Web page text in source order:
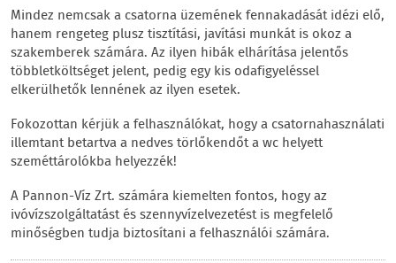
Mindez nemcsak a csatorna üzemének fennakadását idézi elő,
hanem rengeteg plusz tisztítási, javítási munkát is okoz a
szakemberek számára. Az ilyen hibák elhárítása jelentős
többletköltséget jelent, pedig egy kis odafigyeléssel
elkerülhetők lennének az ilyen esetek.
Fokozottan kérjük a felhasználókat, hogy a csatornahasználati
illemtant betartva a nedves törlőkendőt a wc helyett
szeméttárolókba helyezzék!
A Pannon-Víz Zrt. számára kiemelten fontos, hogy az
ivóvízszolgáltatást és szennyvízelvezetést is megfelelő
minőségben tudja biztosítani a felhasználói számára.